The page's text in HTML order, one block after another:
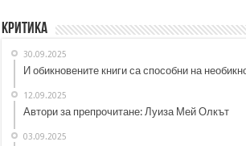
Критика
30.09.2025
И обикновените книги са способни на
12.09.2025
Автори за препрочитане: Луиза Мей Олкът
03.09.2025